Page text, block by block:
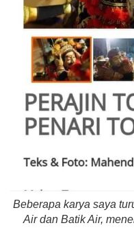
Beberapa karya saya
Air dan Batik Air,